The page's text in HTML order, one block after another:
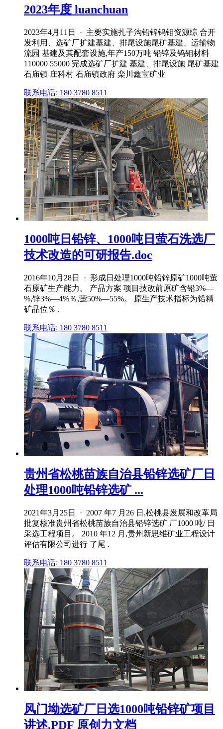
2023年度 luanchuan
2023年4月11日 · 主要实施扎子沟铅锌钨钼资源综 合开
发利用、选矿厂扩建基建、排尾设施尾矿基建、运输物
流园 基建及其配套设施,年产150万吨 铅锌及钨钼材料
110000 55000 完成选矿厂扩建 基建、排尾设施 尾矿基建
石庙镇 庄科村 石庙镇政府 栾川鑫宝矿业
联系电话: 180 3780 8511
1000吨日铅锌、1000吨日萤石洗选厂
技术改造的可研报告.doc
2016年10月28日 · 形成日处理1000吨铅锌原矿1000吨萤
石原矿生产能力。 产品方案 项目技改前原矿含铅3%—
%,锌3%—4%％,萤50%—55%。 原生产技术指标为铅精
矿品位％ .
联系电话: 180 3780 8511
贵州省松桃苗族自治县铅锌选矿厂日
处理1000吨铅锌选矿 ...
2021年3月25日 · 2007 年7 月26 日,松桃县发展和改革局
批复核准贵州省松桃苗族自治县铅锌选矿 厂1000 吨/ 日
采选工程项目。 2010 年12 月,贵州新思维矿业工程设计
评估有限公司进行 了尾 .
联系电话: 180 3780 8511
风门坳选矿厂日选1000吨铅锌矿项目
讲述.PDF 原创力文档